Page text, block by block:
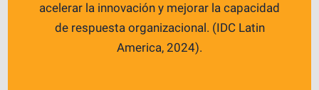
acelerar la innovación y mejorar la capacidad
de respuesta organizacional. (IDC Latin
America, 2024).